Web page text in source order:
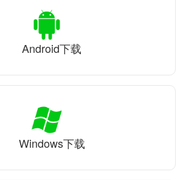
Android下载
Windows下载